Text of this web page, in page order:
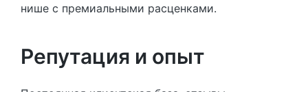
нише с премиальными расценками.
Репутация и опыт